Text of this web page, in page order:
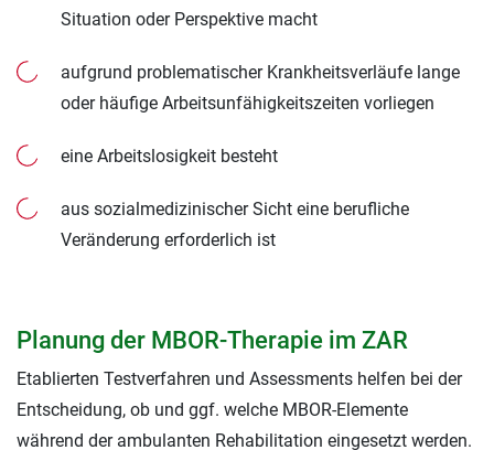
Situation oder Perspektive macht
aufgrund problematischer Krankheitsverläufe lange
oder häufige Arbeitsunfähigkeitszeiten vorliegen
eine Arbeitslosigkeit besteht
aus sozialmedizinischer Sicht eine berufliche
Veränderung erforderlich ist
Planung der MBOR-Therapie im ZAR
Etablierten Testverfahren und Assessments helfen bei der
Entscheidung, ob und ggf. welche MBOR-Elemente
während der ambulanten Rehabilitation eingesetzt werden.